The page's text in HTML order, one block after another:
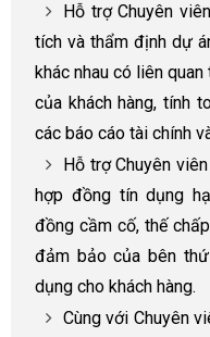
Hỗ trợ Chuyên
tích và thẩm định dự
khác nhau có liên
của khách hàng, tính
các báo cáo tài chính
Hỗ trợ Chuyên
hợp đồng tín dụng
đồng cầm cố, thế
đảm bảo của bên
dụng cho khách hàng.
Cùng với Chuyên